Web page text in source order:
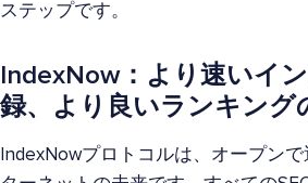
ステップです。
IndexNow：より速いイ
録、より良いランキング
IndexNowプロトコルは、オープン